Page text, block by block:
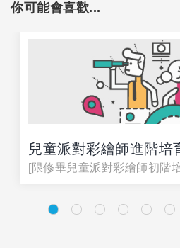
你可能會喜歡...
兒童派對彩繪師進階培
[限修畢兒童派對彩繪師初階